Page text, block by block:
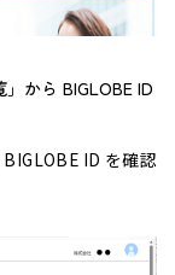
から BIGLOBE ID
ID を確認